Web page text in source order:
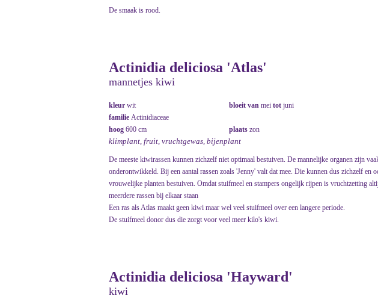
De smaak is rood.
Actinidia deliciosa 'Atlas'
mannetjes kiwi
kleur wit bloeit van mei tot juni
familie Actinidiaceae
hoog 600 cm plaats zon
klimplant, fruit, vruchtgewas, bijenplant
De meeste kiwirassen kunnen zichzelf niet optimaal bestuiven. De mannelijke organen zijn
onderontwikkeld. Bij een aantal rassen zoals 'Jenny' valt dat mee. Die kunnen dus zichzelf en
vrouwelijke planten bestuiven. Omdat stuifmeel en stampers ongelijk rijpen is vruchtzetting
meerdere rassen bij elkaar staan
Een ras als Atlas maakt geen kiwi maar wel veel stuifmeel over een langere periode.
De stuifmeel donor dus die zorgt voor veel meer kilo's kiwi.
Actinidia deliciosa 'Hayward'
kiwi